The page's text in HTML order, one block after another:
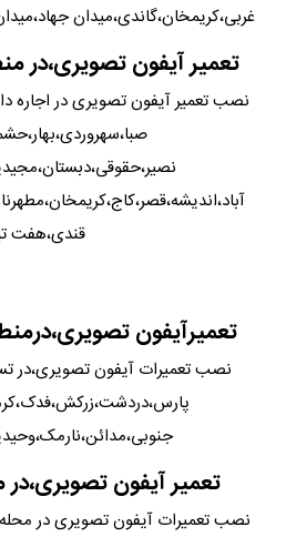
غربی،کریمخان،گاندی،میدان
تعمیر آیفون تصویری،در
نصب تعمیر آیفون تصویری در اجاره
قندی،هفت
تعمیرآیفون تصویری،درمنطقه
نصب تعمیرات آیفون تصویری،در
تعمیر آیفون تصویری،در
نصب تعمیرات آیفون تصویری در محله